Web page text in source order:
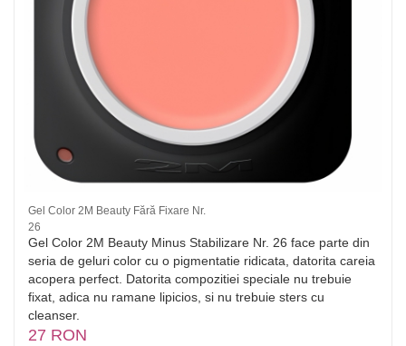
Gel Color 2M Beauty Fără Fixare Nr.
26
Gel Color 2M Beauty Minus Stabilizare Nr. 26 face parte din
seria de geluri color cu o pigmentatie ridicata, datorita careia
acopera perfect. Datorita compozitiei speciale nu trebuie
fixat, adica nu ramane lipicios, si nu trebuie sters cu
cleanser.
27 RON